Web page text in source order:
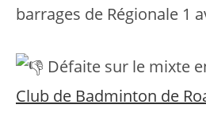
barrages de Régionale 1
Défaite sur le mixte
Club de Badminton de